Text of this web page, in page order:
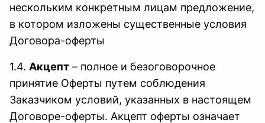
нескольким конкретным лицам предложение,
в котором изложены существенные условия
Договора-оферты
1.4. Акцепт – полное и безоговорочное
принятие Оферты путем соблюдения
Заказчиком условий, указанных в настоящем
Договоре-оферты. Акцепт оферты означает